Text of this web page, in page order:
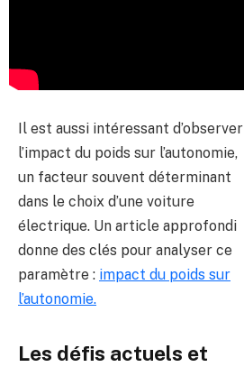
Il est aussi intéressant d’observer
l’impact du poids sur l’autonomie,
un facteur souvent déterminant
dans le choix d’une voiture
électrique. Un article approfondi
donne des clés pour analyser ce
paramètre : impact du poids sur
l’autonomie.
Les défis actuels et